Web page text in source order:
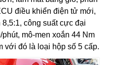
điều khiển điện tử mới,
công suất cực đại
mô-men xoắn 44 Nm
với đó là loại hộp số 5 cấp.